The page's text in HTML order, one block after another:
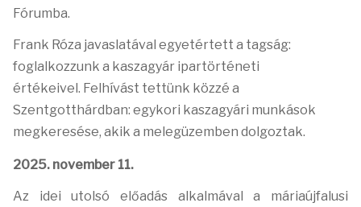
Fórumba.
Frank Róza javaslatával egyetértett a tagság:
foglalkozzunk a kaszagyár ipartörténeti
értékeivel. Felhívást tettünk közzé a
Szentgotthárdban: egykori kaszagyári munkások
megkeresése, akik a melegüzemben dolgoztak.
2025. november 11.
Az idei utolsó előadás alkalmával a máriaújfalusi